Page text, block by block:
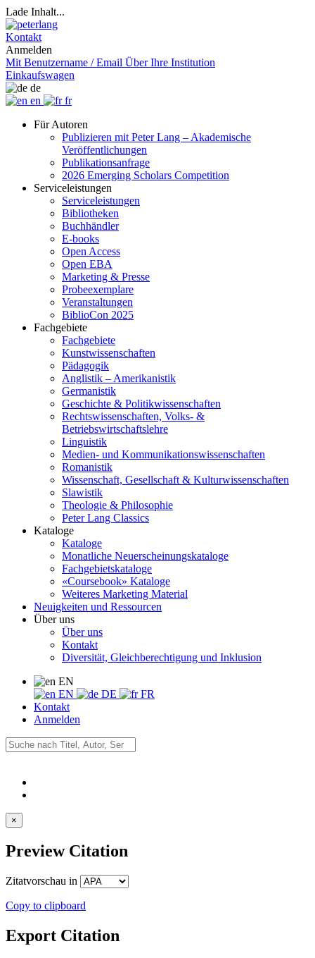
Lade Inhalt...
Kontakt
Anmelden
Mit Benutzername / Email Über Ihre Institution
Einkaufswagen
de
en
fr
Für Autoren
Publizieren mit Peter Lang – Akademische
Veröffentlichungen
Publikationsanfrage
2026 Emerging Scholars Competition
Serviceleistungen
Serviceleistungen
Bibliotheken
Buchhändler
E-books
Open Access
Open EBA
Marketing & Presse
Probeexemplare
Veranstaltungen
BiblioCon 2025
Fachgebiete
Fachgebiete
Kunstwissenschaften
Pädagogik
Anglistik – Amerikanistik
Germanistik
Geschichte & Politikwissenschaften
Rechtswissenschaften, Volks- &
Betriebswirtschaftslehre
Linguistik
Medien- und Kommunikationswissenschaften
Romanistik
Wissenschaft, Gesellschaft & Kulturwissenschaften
Slawistik
Theologie & Philosophie
Peter Lang Classics
Kataloge
Kataloge
Monatliche Neuerscheinungskataloge
Fachgebietskataloge
«Coursebook» Kataloge
Weiteres Marketing Material
Neuigkeiten und Ressourcen
Über uns
Über uns
Kontakt
Diversität, Gleichberechtigung und Inklusion
EN
EN
DE
FR
Kontakt
Anmelden
×
Preview Citation
Zitatvorschau in
Copy to clipboard
Export Citation